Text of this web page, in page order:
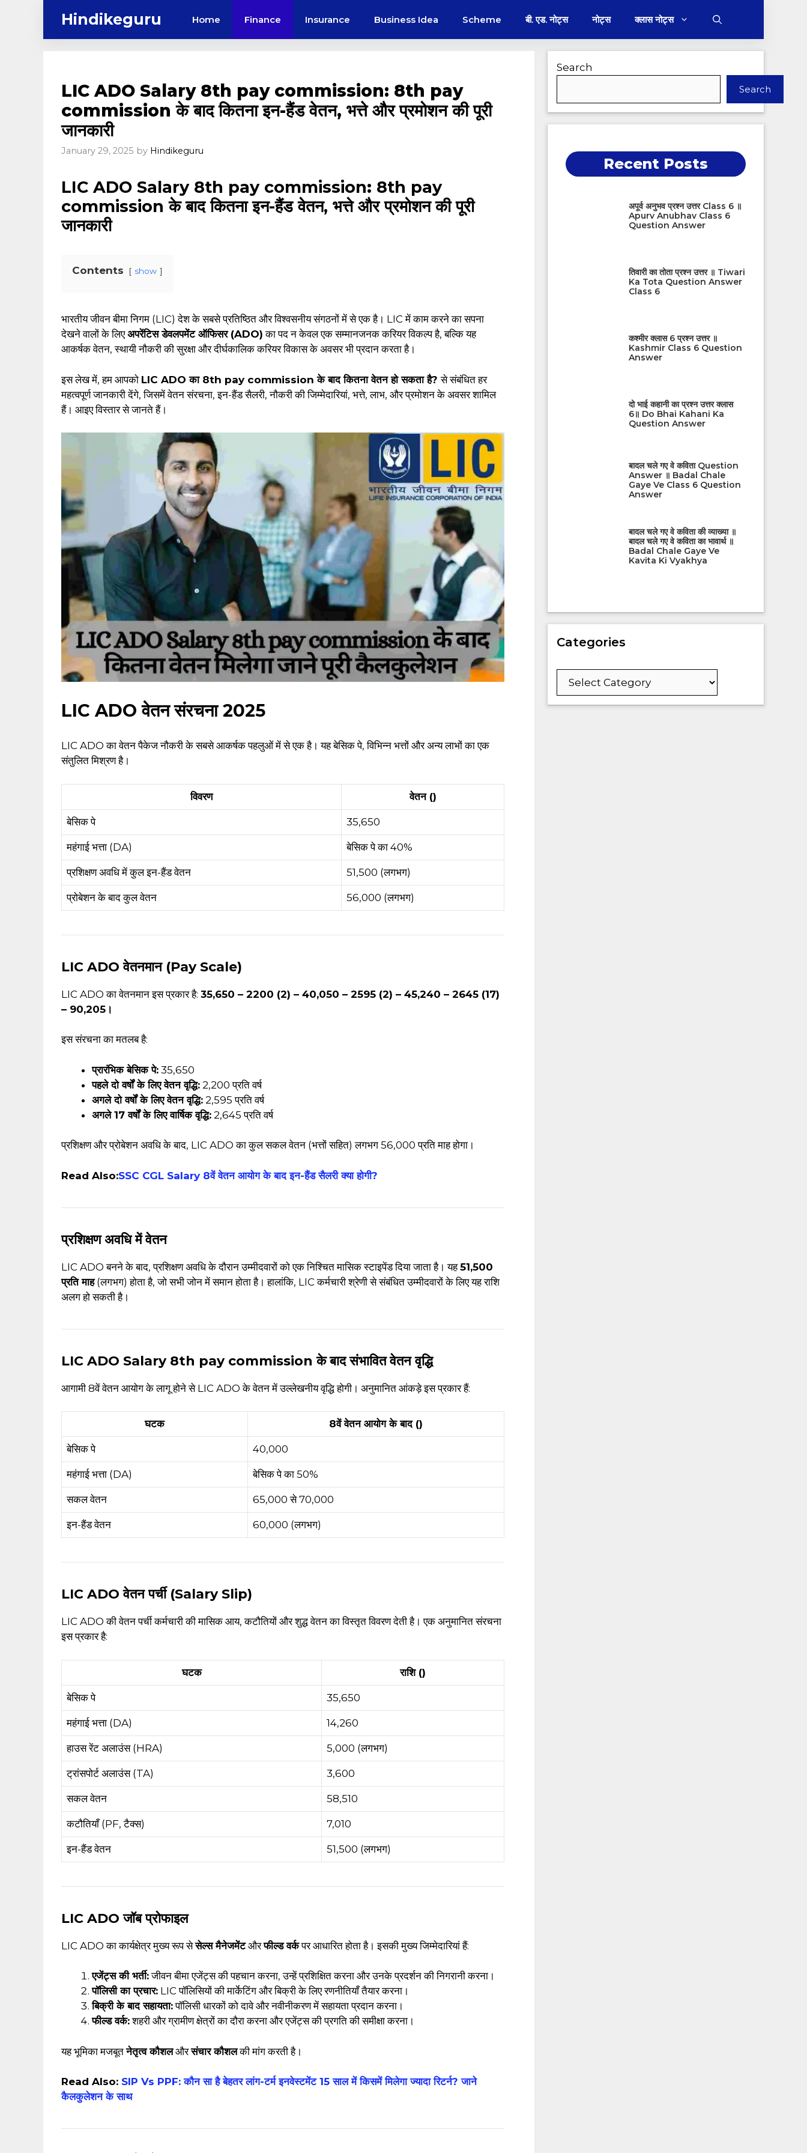
Hindikeguru Home Finance Insurance Business Idea Scheme बी. एड. नोट्स नोट्स क्लास नोट्स
LIC ADO Salary 8th pay commission: 8th pay
commission के बाद कितना इन-हैंड वेतन, भत्ते और प्रमोशन की पूरी
जानकारी
January 29, 2025 by Hindikeguru
LIC ADO Salary 8th pay commission: 8th pay
commission के बाद कितना इन-हैंड वेतन, भत्ते और प्रमोशन की पूरी
जानकारी
Contents show
भारतीय जीवन बीमा निगम (LIC) देश के सबसे प्रतिष्ठित और विश्वसनीय संगठनों में से एक है। LIC में काम करने का सपना
देखने वालों के लिएअपरेंटिस डेवलपमेंट ऑफिसर (ADO) का पद न केवल एक सम्मानजनक करियर विकल्प है, बल्कि यह
आकर्षक वेतन, स्थायी नौकरी की सुरक्षा और दीर्घकालिक करियर विकास के अवसर भी प्रदान करता है।
इस लेख में, हम आपको LIC ADO का 8th pay commission के बाद कितना वेतन हो सकता है?से संबंधित हर
महत्वपूर्ण जानकारी देंगे, जिसमें वेतन संरचना, इन-हैंड सैलरी, नौकरी की जिम्मेदारियां, भत्ते, लाभ, और प्रमोशन के अवसर शामिल
हैं। आइए विस्तार से जानते हैं।
LIC ADO वेतन संरचना 2025
LIC ADO का वेतन पैकेज नौकरी के सबसे आकर्षक पहलुओं में से एक है। यह बेसिक पे, विभिन्न भत्तों और अन्य लाभों का एक
संतुलित मिश्रण है।
विवरण वेतन (₹)
बेसिक पे ₹35,650
महंगाई भत्ता (DA) बेसिक पे का 40%
प्रशिक्षण अवधि में कुल इन-हैंड वेतन ₹51,500 (लगभग)
प्रोबेशन के बाद कुल वेतन ₹56,000 (लगभग)
LIC ADO वेतनमान (Pay Scale)
LIC ADO का वेतनमान इस प्रकार है: ₹35,650 – 2200 (2) – 40,050 – 2595 (2) – 45,240 – 2645 (17)
– 90,205।
इस संरचना का मतलब है:
प्रारंभिक बेसिक पे: ₹35,650
पहले दो वर्षों के लिए वेतन वृद्धि: ₹2,200 प्रति वर्ष
अगले दो वर्षों के लिए वेतन वृद्धि: ₹2,595 प्रति वर्ष
अगले 17 वर्षों के लिए वार्षिक वृद्धि: ₹2,645 प्रति वर्ष
प्रशिक्षण और प्रोबेशन अवधि के बाद, LIC ADO का कुल सकल वेतन (भत्तों सहित) लगभग ₹56,000 प्रति माह होगा।
Read Also:SSC CGL Salary 8वें वेतन आयोग के बाद इन-हैंड सैलरी क्या होगी?
प्रशिक्षण अवधि में वेतन
LIC ADO बनने के बाद, प्रशिक्षण अवधि के दौरान उम्मीदवारों को एक निश्चित मासिक स्टाइपेंड दिया जाता है। यह₹51,500
प्रति माह(लगभग) होता है, जो सभी जोन में समान होता है। हालांकि, LIC कर्मचारी श्रेणी से संबंधित उम्मीदवारों के लिए यह राशि
अलग हो सकती है।
‎LIC ADO Salary 8th pay commission के बाद संभावित वेतन वृद्धि
आगामी 8वें वेतन आयोग के लागू होने से LIC ADO के वेतन में उल्लेखनीय वृद्धि होगी। अनुमानित आंकड़े इस प्रकार हैं:
घटक 8वें वेतन आयोग के बाद (₹)
बेसिक पे ₹40,000
महंगाई भत्ता (DA) बेसिक पे का 50%
सकल वेतन ₹65,000 से ₹70,000
इन-हैंड वेतन ₹60,000 (लगभग)
LIC ADO वेतन पर्ची (Salary Slip)
LIC ADO की वेतन पर्ची कर्मचारी की मासिक आय, कटौतियों और शुद्ध वेतन का विस्तृत विवरण देती है। एक अनुमानित संरचना
इस प्रकार है:
घटक राशि (₹)
बेसिक पे ₹35,650
महंगाई भत्ता (DA) ₹14,260
हाउस रेंट अलाउंस (HRA) ₹5,000 (लगभग)
ट्रांसपोर्ट अलाउंस (TA) ₹3,600
सकल वेतन ₹58,510
कटौतियाँ (PF, टैक्स) ₹7,010
इन-हैंड वेतन ₹51,500 (लगभग)
LIC ADO जॉब प्रोफाइल
LIC ADO का कार्यक्षेत्र मुख्य रूप सेसेल्स मैनेजमेंटऔरफील्ड वर्कपर आधारित होता है। इसकी मुख्य जिम्मेदारियां हैं:
एजेंट्स की भर्ती:जीवन बीमा एजेंट्स की पहचान करना, उन्हें प्रशिक्षित करना और उनके प्रदर्शन की निगरानी करना।
पॉलिसी का प्रचार: LIC पॉलिसियों की मार्केटिंग और बिक्री के लिए रणनीतियाँ तैयार करना।
बिक्री के बाद सहायता:पॉलिसी धारकों को दावे और नवीनीकरण में सहायता प्रदान करना।
फील्ड वर्क:शहरी और ग्रामीण क्षेत्रों का दौरा करना और एजेंट्स की प्रगति की समीक्षा करना।
यह भूमिका मजबूतनेतृत्व कौशलऔरसंचार कौशलकी मांग करती है।
Read Also: SIP Vs PPF: कौन सा है बेहतर लांग-टर्म इनवेस्टमेंट 15 साल में किसमें मिलेगा ज्यादा रिटर्न? जाने
कैलकुलेशन के साथ
Search
Search
Recent Posts
अपूर्व अनुभव प्रश्न उत्तर Class 6 ॥
Apurv Anubhav Class 6
Question Answer
तिवारी का तोता प्रश्न उत्तर ॥ Tiwari
Ka Tota Question Answer
Class 6
कश्मीर क्लास 6 प्रश्न उत्तर ॥
Kashmir Class 6 Question
Answer
दो भाई कहानी का प्रश्न उत्तर क्लास
6॥ Do Bhai Kahani Ka
Question Answer
बादल चले गए वे कविता Question
Answer ॥ Badal Chale
Gaye Ve Class 6 Question
Answer
बादल चले गए वे कविता की व्याख्या ॥
बादल चले गए वे कविता का भावार्थ ॥
Badal Chale Gaye Ve
Kavita Ki Vyakhya
Categories
Categories